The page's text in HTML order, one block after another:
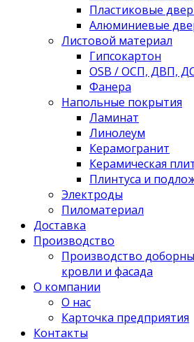
Пластиковые
Алюминиевые
Листовой материал
Гипсокартон
OSB / ОСП, ДВП,
Фанера
Напольные покрытия
Ламинат
Линолеум
Керамогранит
Керамическая
Плинтуса и
Электроды
Пиломатериал
Доставка
Производство
Производство
кровли и фасада
О компании
О нас
Карточка предприятия
Контакты